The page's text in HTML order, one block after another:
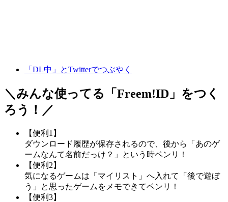
「DL中」とTwitterでつぶやく
＼みんな使ってる「 Freem!ID 」をつく
ろう！／
【便利1】
ダウンロード履歴が保存されるので、後から「あのゲ
ームなんて名前だっけ？」という時ベンリ！
【便利2】
気になるゲームは「マイリスト」へ入れて「後で遊ぼ
う」と思ったゲームをメモできてベンリ！
【便利3】